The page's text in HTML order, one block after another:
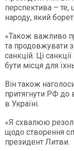
перспектива – те,
народу, який
«Також важливо
та продовжувати
санкцій. Ці
бути місця для
Він також
притягнути РФ до
в Україні.
«Я схвалюю
щодо створення
президент Литви.